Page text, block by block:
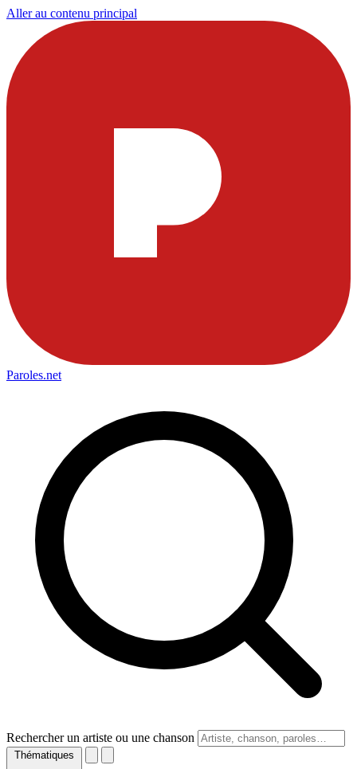
Aller au contenu principal
Paroles.net
Rechercher un artiste ou une chanson
Thématiques